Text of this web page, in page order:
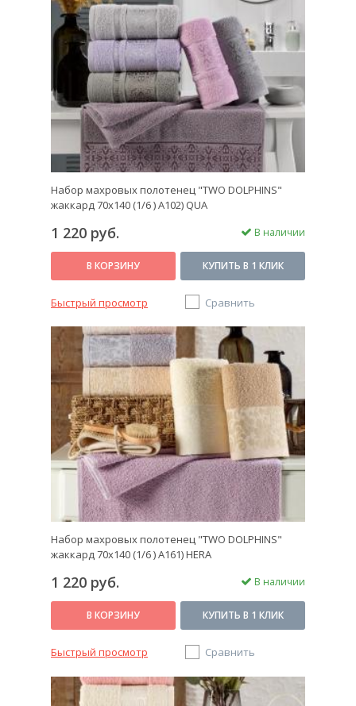
Набор махровых полотенец "TWO DOLPHINS"
жаккард 70х140 (1/6 ) A102) QUA
1 220 руб. В наличии
В КОРЗИНУ КУПИТЬ В 1 КЛИК
Быстрый просмотр Сравнить
Набор махровых полотенец "TWO DOLPHINS"
жаккард 70х140 (1/6 ) A161) HERA
1 220 руб. В наличии
В КОРЗИНУ КУПИТЬ В 1 КЛИК
Быстрый просмотр Сравнить